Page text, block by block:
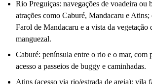
Rio Preguiças: navegações de voadeira ou
atrações como Caburé, Mandacaru e Atins;
Farol de Mandacaru e a vista da vegetação
manguezal.
Caburé: península entre o rio e o mar, com
acesso a passeios de buggy e caminhadas.
Atins (acesso via rio/estrada de areia): vila